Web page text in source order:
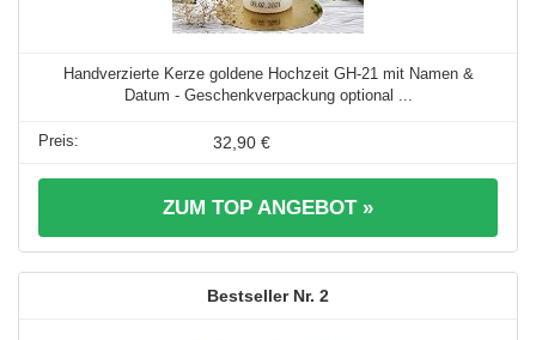
Handverzierte Kerze goldene Hochzeit GH-21 mit Namen &
Datum - Geschenkverpackung optional ...
32,90 €
ZUM TOP ANGEBOT »
2